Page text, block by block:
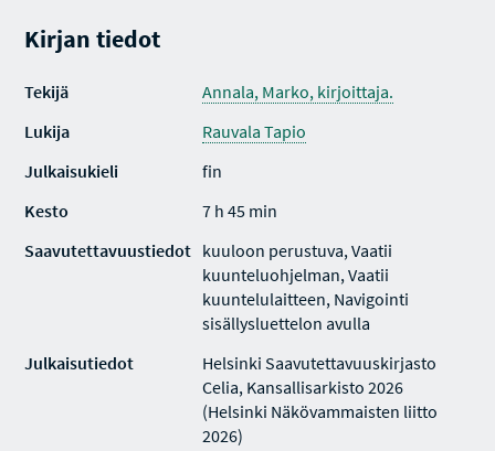
Kirjan tiedot
Tekijä
Annala, Marko, kirjoittaja.
Lukija
Rauvala Tapio
Julkaisukieli
fin
Kesto
7 h 45 min
Saavutettavuustiedot kuuloon perustuva, Vaatii
kuunteluohjelman, Vaatii
kuuntelulaitteen, Navigointi
sisällysluettelon avulla
Julkaisutiedot
Helsinki Saavutettavuuskirjasto
Celia, Kansallisarkisto 2026
(Helsinki Näkövammaisten liitto
2026)